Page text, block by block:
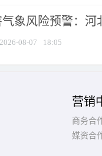
象风险预警：河
2026-08-07 18:05
营销
商务合
媒资合